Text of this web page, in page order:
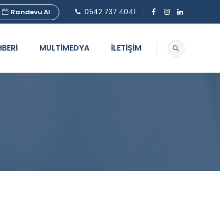
Randevu Al 0542 737 4041
MULTİMEDYA İLETİŞİM